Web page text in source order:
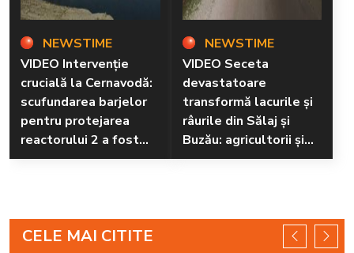
NEWSTIME
VIDEO Intervenție
crucială la Cernavodă:
scufundarea barjelor
pentru protejarea
reactorului 2 a fost
amânată
NEWSTIME
VIDEO Seceta
devastatoare
transformă lacurile și
râurile din Sălaj și
Buzău: agricultorii și
localnicii în pericol
CELE MAI CITITE